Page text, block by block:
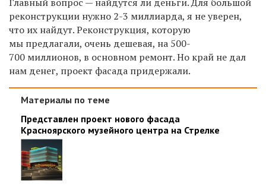
реконструкции нужно 2-3 миллиарда, я не уверен,
что их найдут. Реконструкция, которую
мы предлагали, очень дешевая, на 500-
700 миллионов, в основном ремонт. Но край не дал
нам денег, проект фасада придержали.
Материалы по теме
Представлен проект нового фасада
Красноярского музейного центра на Стрелке